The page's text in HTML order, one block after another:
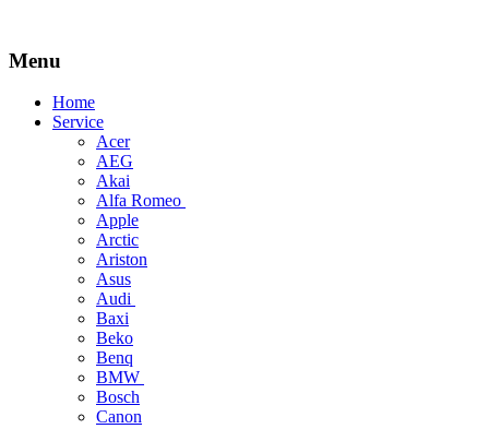
Menu
Skip
Home
Service
Acer
AEG
Akai
Alfa Romeo
Apple
Arctic
Ariston
Asus
Audi
Baxi
Beko
Benq
BMW
Bosch
Canon